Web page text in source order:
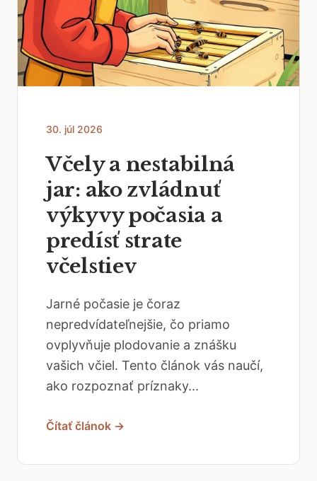
30. júl 2026
Včely a nestabilná
jar: ako zvládnuť
výkyvy počasia a
predísť strate
včelstiev
Jarné počasie je čoraz
nepredvídateľnejšie, čo priamo
ovplyvňuje plodovanie a znášku
vašich včiel. Tento článok vás naučí,
ako rozpoznať príznaky...
Čítať článok →